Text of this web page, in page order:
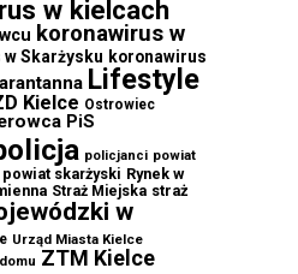
w kielcach
koronawirus w
Skarżysku koronawirus
Lifestyle
Kielce Ostrowiec
PiS
policjanci powiat
powiat skarżyski Rynek w
Straż Miejska straż
w
Urząd Miasta Kielce
ZTM Kielce